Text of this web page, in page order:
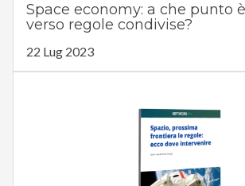
Space economy: a che punto
verso regole condivise?
22 Lug 2023